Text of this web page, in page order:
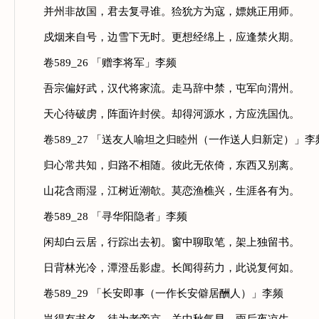
并州非故国，君去复寻谁。猃狁方为寇，嫖姚正用师。
戍烟来自号，边雪下无时。更想经绵上，应逢禁火期。
卷589_26 「赠李将军」李频
吾宗偏好武，汉代将家流。走马辞中禁，屯军向渭州。
天心待破虏，阵面许封侯。却得河源水，方应洗国仇。
卷589_27 「送友人喻坦之归睦州（一作送人归新定）」李
归心常共知，归路不相随。彼此无依倚，东西又别离。
山花含雨湿，江树近潮欹。莫恋渔樵兴，生涯各有为。
卷589_28 「寻华阳隐者」李频
闲却白云居，行踪出去初。窗中聊取笔，架上独留书。
日背林光冷，潭澄岳影虚。长闻得药力，此说复何如。
卷589_29 「长安即事（一作长安僻居酬人）」李频